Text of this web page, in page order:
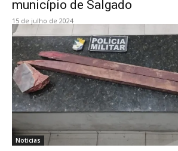
município de Salgado
15 de julho de 2024
Noticias